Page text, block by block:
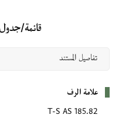
قائمة/جدول
علامة الرف
T-S AS 185.82